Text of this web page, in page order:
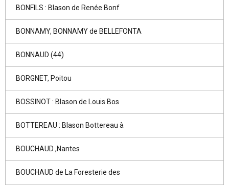
BONFILS : Blason de Renée Bonf
BONNAMY, BONNAMY de BELLEFONTA
BONNAUD (44)
BORGNET, Poitou
BOSSINOT : Blason de Louis Bos
BOTTEREAU : Blason Bottereau à
BOUCHAUD ,Nantes
BOUCHAUD de La Foresterie des